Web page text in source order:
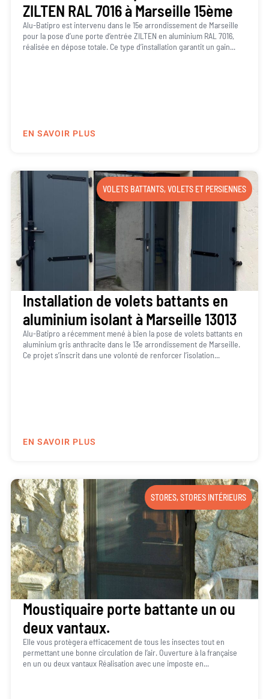
ZILTEN RAL 7016 à Marseille 15ème
Alu-Batipro est intervenu dans le 15e arrondissement de Marseille
pour la pose d’une porte d’entrée ZILTEN en aluminium RAL 7016,
réalisée en dépose totale. Ce type d’installation garantit un gain...
EN SAVOIR PLUS
VOLETS BATTANTS,VOLETS ET PERSIENNES
Installation de volets battants en
aluminium isolant à Marseille 13013
Alu-Batipro a récemment mené à bien la pose de volets battants en
aluminium gris anthracite dans le 13e arrondissement de Marseille.
Ce projet s’inscrit dans une volonté de renforcer l’isolation...
EN SAVOIR PLUS
STORES,STORES INTÉRIEURS
Moustiquaire porte battante un ou
deux vantaux.
Elle vous protègera efficacement de tous les insectes tout en
permettant une bonne circulation de l’air. Ouverture à la française
en un ou deux vantaux Réalisation avec une imposte en...